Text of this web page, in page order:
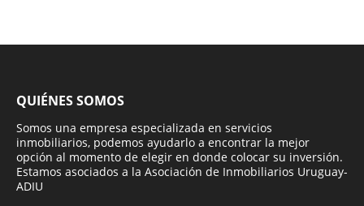
QUIÉNES SOMOS
Somos una empresa especializada en servicios
inmobiliarios, podemos ayudarlo a encontrar la mejor
opción al momento de elegir en donde colocar su inversión.
Estamos asociados a la Asociación de Inmobiliarios Uruguay-
ADIU